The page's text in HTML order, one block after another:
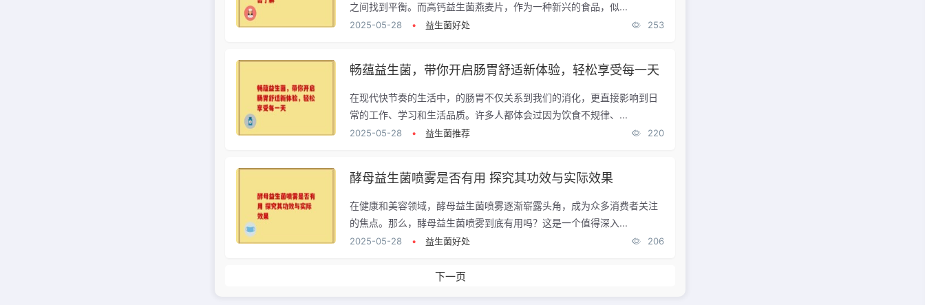
之间找到平衡。而高钙益生菌燕麦片，作为一种新兴的食品，似...
2025-05-28 • 益生菌好处 253
畅蕴益生菌，带你开启肠胃舒适新体验，轻松享受每一天
在现代快节奏的生活中，的肠胃不仅关系到我们的消化，更直接影响到日
常的工作、学习和生活品质。许多人都体会过因为饮食不规律、...
2025-05-28 • 益生菌推荐 220
酵母益生菌喷雾是否有用 探究其功效与实际效果
在健康和美容领域，酵母益生菌喷雾逐渐崭露头角，成为众多消费者关注
的焦点。那么，酵母益生菌喷雾到底有用吗？这是一个值得深入...
2025-05-28 • 益生菌好处 206
下一页